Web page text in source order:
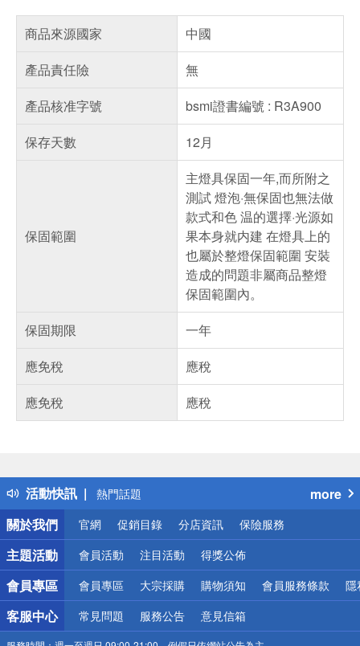
商品來源國家
中國
產品責任險
無
產品核准字號
bsmi證書編號 : R3A900
保存天數
12月
保固範圍
主燈具保固一年,而所附之
測試 燈泡·無保固也無法做
款式和色 温的選擇·光源如
果本身就内建 在燈具上的
也屬於整燈保固範圍 安裝
造成的問題非屬商品整燈
保固範圍內。
保固期限
一年
應免稅
應稅
應免稅
應稅
活動快訊
得獎公告
熱門話題
銀行優惠
偏遠地區配送
詐騙網頁！請小心！
more
關於我們
官網 促銷目錄 分店資訊 保險服務
主題活動 會員活動 注目活動 得獎公佈
會員專區 會員專區 大宗採購 購物須知 會員服務條款 隱
客服中心 常見問題 服務公告 意見信箱